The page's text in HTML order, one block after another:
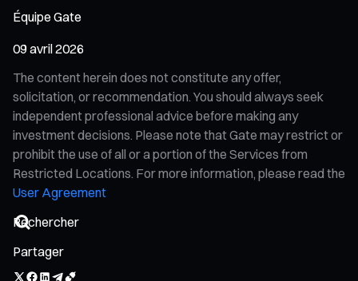
Équipe Gate
09 avril 2026
The content herein does not constitute any offer,
solicitation, or recommendation. You should always seek
independent professional advice before making any
investment decisions. Please note that Gate may restrict or
prohibit the use of all or a portion of the Services from
Restricted Locations. For more information, please read the
User Agreement
Partager